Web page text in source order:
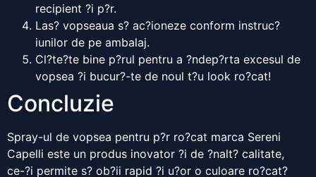
recipient ?i p?r.
Las? vopseaua s? ac?ioneze conform instruc?
iunilor de pe ambalaj.
Cl?te?te bine p?rul pentru a ?ndep?rta excesul de
vopsea ?i bucur?-te de noul t?u look ro?cat!
Concluzie
Spray-ul de vopsea pentru p?r ro?cat marca Sereni
Capelli este un produs inovator ?i de ?nalt? calitate,
ce-?i permite s? ob?ii rapid ?i u?or o culoare ro?cat?